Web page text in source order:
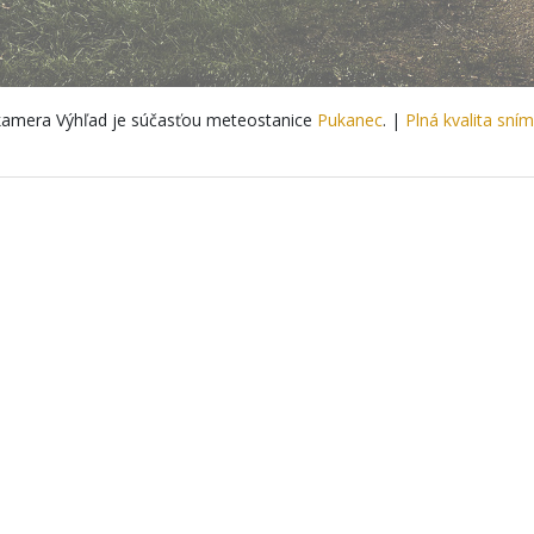
Výhľad je súčasťou meteostanice Pukanec. | Plná kvalita